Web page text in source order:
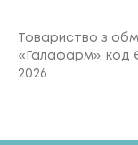
Товариство з
«Галафарм», код
2026